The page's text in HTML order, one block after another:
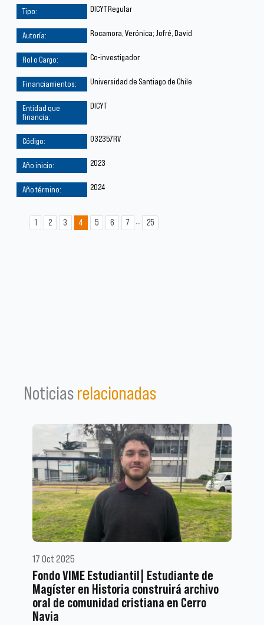
DICYT Regular
Rocamora, Verónica; Jofré, David
Co-investigador
Universidad de Santiago de Chile
DICYT
032357RV
2023
2024
1 2 3 4 5 6 7 25
Noticias relacionadas
17 Oct 2025
Fondo VIME Estudiantil| Estudiante de
Magíster en Historia construirá archivo
oral de comunidad cristiana en Cerro
Navia